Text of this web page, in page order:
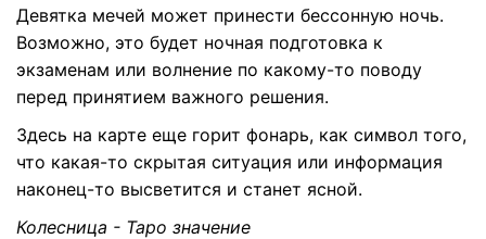
Девятка мечей может принести бессонную ночь.
Возможно, это будет ночная подготовка к
экзаменам или волнение по какому-то поводу
перед принятием важного решения.
Здесь на карте еще горит фонарь, как символ того,
что какая-то скрытая ситуация или информация
наконец-то высветится и станет ясной.
Колесница - Таро значение